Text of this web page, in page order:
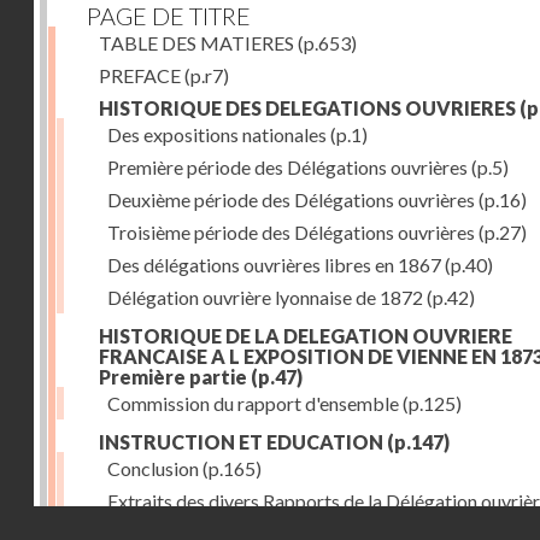
PAGE DE TITRE
TABLE DES MATIERES (p.653)
PREFACE(p.r7)
HISTORIQUE DES DELEGATIONS OUVRIERES
Des expositions nationales (p.1)
Première période des Délégations ouvrières (p.5)
Deuxième période des Délégations ouvrières (p.16)
Troisième période des Délégations ouvrières (p.27)
Des délégations ouvrières libres en 1867(p.40)
Délégation ouvrière lyonnaise de 1872 (p.42)
HISTORIQUE DE LA DELEGATION OUVRIERE
FRANCAISE A L EXPOSITION DE VIENNE EN
Première partie (p.47)
Commission du rapport d'ensemble(p.125)
INSTRUCTION ET EDUCATION (p.147)
Conclusion(p.165)
Extraits des divers Rapports de la Délégation